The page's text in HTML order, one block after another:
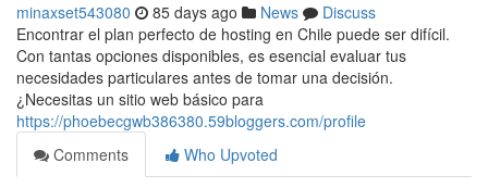
minaxset543080 85 days ago News
Discuss
Encontrar el plan perfecto de hosting en Chile puede ser difícil.
Con tantas opciones disponibles, es esencial evaluar tus
necesidades particulares antes de tomar una decisión.
¿Necesitas un sitio web básico para
https://phoebecgwb386380.59bloggers.com/profile
Comments
Who Upvoted